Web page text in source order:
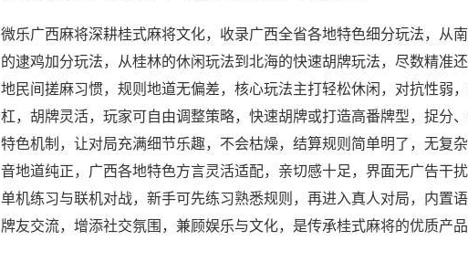
微乐广西麻将深耕桂式麻将文化，收录广西全省各地特色细分玩法，从
的逮鸡加分玩法，从桂林的休闲玩法到北海的快速胡牌玩法，尽数精准
地民间搓麻习惯，规则地道无偏差，核心玩法主打轻松休闲，对抗性弱
杠，胡牌灵活，玩家可自由调整策略，快速胡牌或打造高番牌型，捉分
特色机制，让对局充满细节乐趣，不会枯燥，结算规则简单明了，无复
音地道纯正，广西各地特色方言灵活适配，亲切感十足，界面无广告干
单机练习与联机对战，新手可先练习熟悉规则，再进入真人对局，内置
牌友交流，增添社交氛围，兼顾娱乐与文化，是传承桂式麻将的优质产品